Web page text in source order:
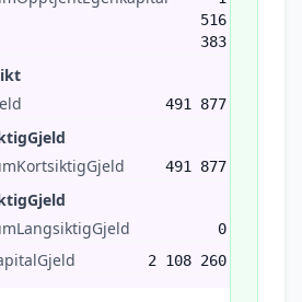
516
383
491 877
491 877
0
2 108 260